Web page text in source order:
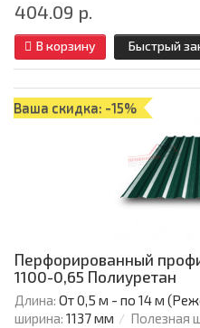
404.09 р.
В корзину Быстрый
Ваша скидка: -15%
Перфорированный
1100-0,65 Полиуретан
Длина: От 0,5 м - по 14 м
ширина: 1137 мм Полезная